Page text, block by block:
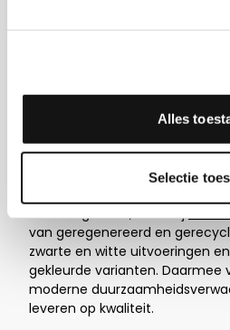
Alles
Selectie
vorm met comfortabel
prettig in de hand ligt en
dus altijd wel een variant die
of toepassing.
De DS8 kan worden
behuizing wordt, zoals bijalle
van geregenereerd en
zwarte en witte uitvoeringen
gekleurde varianten. Daarmee
moderne
leveren op kwaliteit.